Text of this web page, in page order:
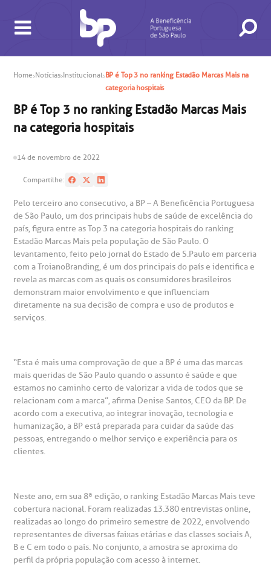
BUSCA
CONSULTAS E EXAMES
de consultas e exames
in antecipado
de exames
de Exames
ATENDIMENTO 24H
SAC
A BP conta com você para melhorar sempre a qualidade do
atendimento e dos serviços prestados.
A Ouvidoria e SAC são canais para você, cliente da BP, tirar
suas dúvidas, registrar suas reclamações ou fazer elogios
relacionados ao nosso atendimento e aos nossos serviços.
(11)3505-1000
ouvidoria@bp.org.br
CONHEÇA AS UNIDADES
Hospital BP
Saiba mais
Endereço:
Rua Maestro Cardim, 769
CEP: 01323-001 | Bela Vista
BP Mirante
INSTITUCIONAL
e Pesquisa
do médico
de conduta
social da BP
corporativa
social
NOSSOS SERVIÇOS
Telemedicina BP
Teleinterconsulta
INFORMAÇÕES ÚTEIS
de atendimento
de Visita
socorro
de cópia de prontuário médico
de orçamento particular
de veracidade de atestado
atendimento
ESPECIALIDADES
de Oncologia e Hematologia
de Excelência em Neurologia e
de Excelência em Ortopedia
especialidades
Home Notícias Institucional BP é Top 3 no ranking Estadão Marcas Mais na
categoria hospitais
BP é Top 3 no ranking Estadão Marcas Mais
na categoria hospitais
14 de novembro de 2022
Compartilhe:
Pelo terceiro ano consecutivo, a BP – A Beneficência Portuguesa
de São Paulo, um dos principais hubs de saúde de excelência do
país, figura entre as Top 3 na categoria hospitais do ranking
Estadão Marcas Mais pela população de São Paulo. O
levantamento, feito pelo jornal do Estado de S.Paulo em parceria
com a TroianoBranding, é um dos principais do país e identifica e
revela as marcas com as quais os consumidores brasileiros
demonstram maior envolvimento e que influenciam
diretamente na sua decisão de compra e uso de produtos e
serviços.
“Esta é mais uma comprovação de que a BP é uma das marcas
mais queridas de São Paulo quando o assunto é saúde e que
estamos no caminho certo de valorizar a vida de todos que se
relacionam com a marca”, afirma Denise Santos, CEO da BP. De
acordo com a executiva, ao integrar inovação, tecnologia e
humanização, a BP está preparada para cuidar da saúde das
pessoas, entregando o melhor serviço e experiência para os
clientes.
Neste ano, em sua 8ª edição, o ranking Estadão Marcas Mais teve
cobertura nacional. Foram realizadas 13.380 entrevistas online,
realizadas ao longo do primeiro semestre de 2022, envolvendo
representantes de diversas faixas etárias e das classes sociais A,
B e C em todo o país. No conjunto, a amostra se aproxima do
perfil da própria população com acesso à internet.